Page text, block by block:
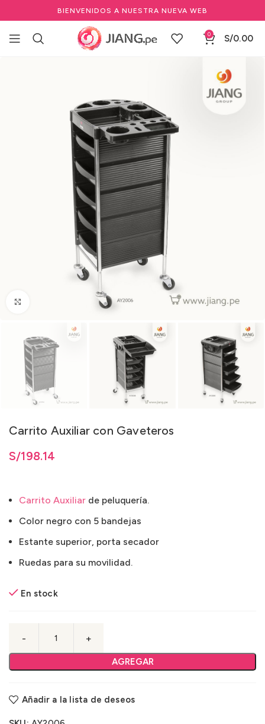
BIENVENIDOS A NUESTRA NUEVA WEB
0 S/0.00
Carrito Auxiliar con Gaveteros
S/198.14
Carrito Auxiliar de peluquería.
Color negro con 5 bandejas
Estante superior, porta secador
Ruedas para su movilidad.
En stock
AGREGAR
Añadir a la lista de deseos